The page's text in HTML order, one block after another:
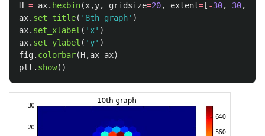
H = ax. hexbin(x,y, gridsize=20, extent= [ -30, 30,
ax. set_title( ' 8th graph' )
ax. set_xlabel ( ' x' )
ax. set_ylabel ( ' y' )
fig. colorbar(H,ax=ax)
plt . show()